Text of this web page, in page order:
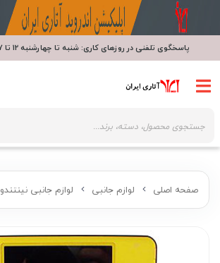
صفحه اصلی لوازم جانبی لوازم جانبی نینتندو
پاسخگوی تلفنی در روزهای کاری: شنبه تا چهارشنبه 12 تا 17 - پنج شنبه 11 تا 14